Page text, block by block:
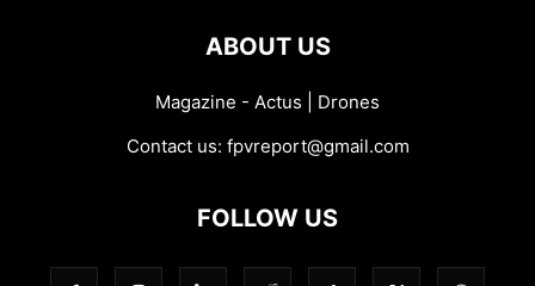
ABOUT US
Magazine - Actus | Drones
Contact us: fpvreport@gmail.com
FOLLOW US